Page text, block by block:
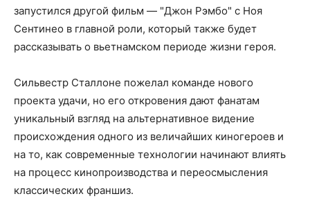
запустился другой фильм — "Джон Рэмбо" с Ноя
Сентинео в главной роли, который также будет
рассказывать о вьетнамском периоде жизни героя.
Сильвестр Сталлоне пожелал команде нового
проекта удачи, но его откровения дают фанатам
уникальный взгляд на альтернативное видение
происхождения одного из величайших киногероев и
на то, как современные технологии начинают влиять
на процесс кинопроизводства и переосмысления
классических франшиз.